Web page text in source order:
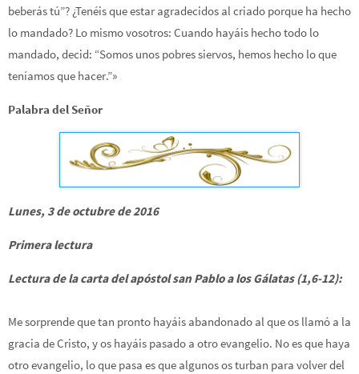
beberás tú”? ¿Tenéis que estar agradecidos al criado porque ha hecho
lo mandado? Lo mismo vosotros: Cuando hayáis hecho todo lo
mandado, decid: “Somos unos pobres siervos, hemos hecho lo que
teníamos que hacer.”»
Palabra del Señor
Lunes, 3 de octubre de 2016
Primera lectura
Lectura de la carta del apóstol san Pablo a los Gálatas (1,6-12):
Me sorprende que tan pronto hayáis abandonado al que os llamó a la
gracia de Cristo, y os hayáis pasado a otro evangelio. No es que haya
otro evangelio, lo que pasa es que algunos os turban para volver del